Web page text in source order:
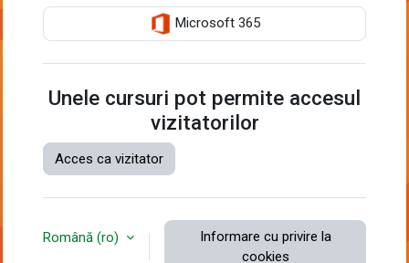
Microsoft 365
Unele cursuri pot permite accesul
vizitatorilor
Acces ca vizitator
Română ‎(ro)‎
Informare cu privire la
cookies